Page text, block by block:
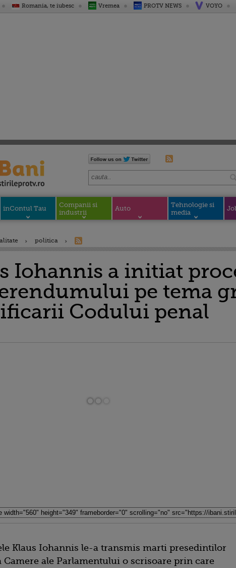
Romania, te iubesc Vremea PROTV NEWS VOYO
inContul Tau
Companii si
industrii
Auto
Tehnologie si
media
politica
Iohannis a initiat
pe tema
Codului penal
Klaus Iohannis le-a transmis marti presedintilor
Camere ale Parlamentului o scrisoare prin care